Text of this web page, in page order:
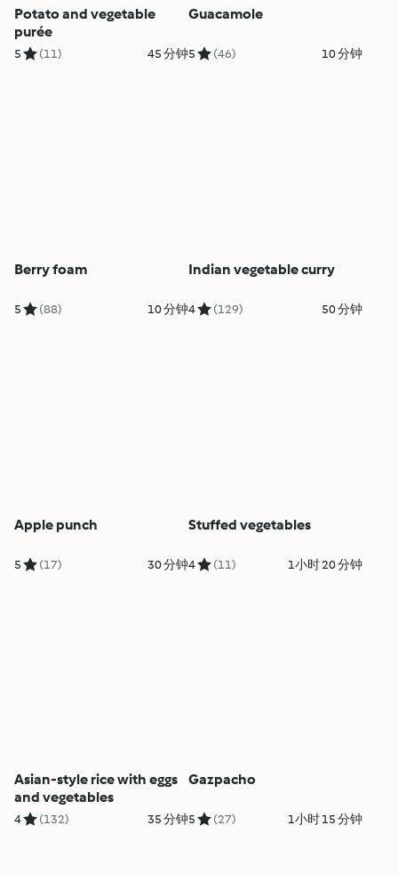
Potato and vegetable
purée
5 (11) 45 分钟
Guacamole
5 (46) 10 分钟
Berry foam
5 (88) 10 分钟
Indian vegetable curry
4 (129) 50 分钟
Apple punch
5 (17) 30 分钟
Stuffed vegetables
4 (11) 1小时 20 分钟
Asian-style rice with eggs
and vegetables
4 (132) 35 分钟
Gazpacho
5 (27) 1小时 15 分钟